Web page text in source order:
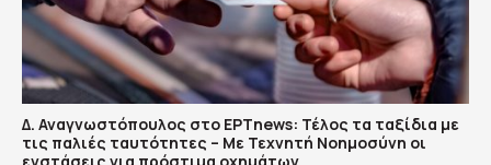
Δ. Αναγνωστόπουλος στο ΕΡΤnews: Τέλος τα ταξίδια με
τις παλιές ταυτότητες – Με Τεχνητή Νοημοσύνη οι